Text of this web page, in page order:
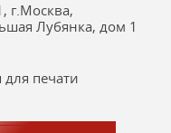
г.Москва,
Лубянка, дом 1
для печати